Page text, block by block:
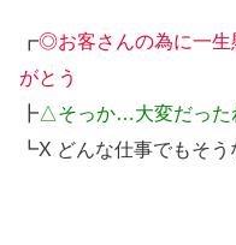
┏◎お客さんの為に一生
がとう
┣△そっか…大変だった
┗X どんな仕事でもそ